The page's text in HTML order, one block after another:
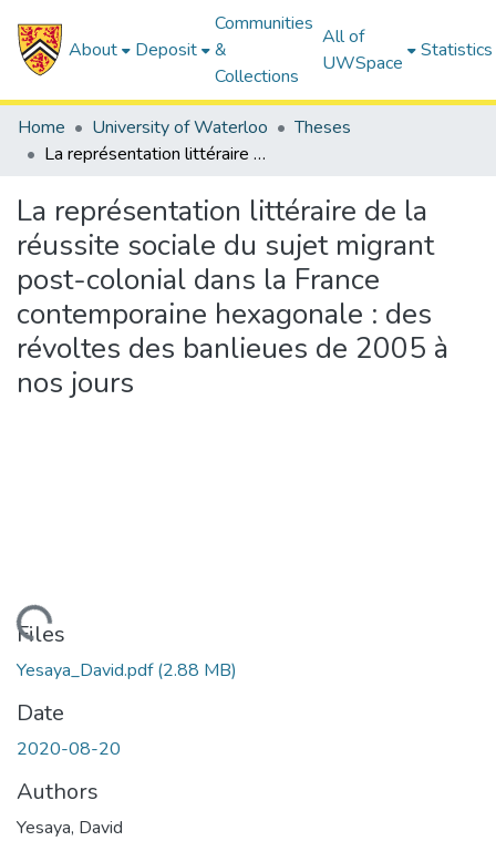
About Deposit
Communities
&
Collections
All of
UWSpace
Statistics
Home University of Waterloo
Theses
La représentation littéraire de la réussite sociale du sujet migrant post-colonial dans la France contemporaine hexagonale : des révoltes des banlieues de 2005 à nos jours
La représentation littéraire de la
réussite sociale du sujet migrant
post-colonial dans la France
contemporaine hexagonale : des
révoltes des banlieues de 2005 à
nos jours
Files
Yesaya_David.pdf(2.88 MB)
Date
2020-08-20
Authors
Yesaya, David